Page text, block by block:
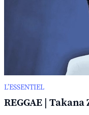
L’ESSENTIEL
REGGAE | Takana